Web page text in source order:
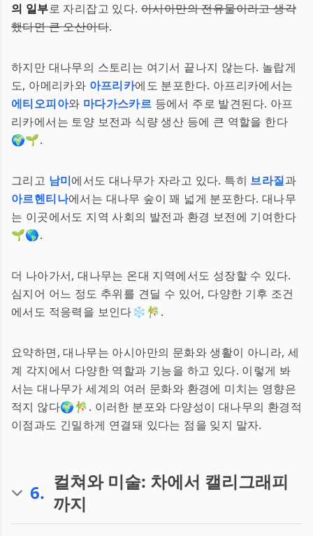
의 일부로 자리잡고 있다.아시아만의 전유물이라고 생각
했다면 큰 오산이다.
하지만 대나무의 스토리는 여기서 끝나지 않는다. 놀랍게
도, 아메리카와 아프리카에도 분포한다. 아프리카에서는
에티오피아와 마다가스카르 등에서 주로 발견된다. 아프
리카에서는 토양 보전과 식량 생산 등에 큰 역할을 한다
🌍🌱.
그리고 남미에서도 대나무가 자라고 있다. 특히 브라질과
아르헨티나에서는 대나무 숲이 꽤 넓게 분포한다. 대나무
는 이곳에서도 지역 사회의 발전과 환경 보전에 기여한다
🌱🌎.
더 나아가서, 대나무는 온대 지역에서도 성장할 수 있다.
심지어 어느 정도 추위를 견딜 수 있어, 다양한 기후 조건
에서도 적응력을 보인다❄️🎋.
요약하면, 대나무는 아시아만의 문화와 생활이 아니라, 세
계 각지에서 다양한 역할과 기능을 하고 있다. 이렇게 봐
서는 대나무가 세계의 여러 문화와 환경에 미치는 영향은
적지 않다🌍🎋. 이러한 분포와 다양성이 대나무의 환경적
이점과도 긴밀하게 연결돼 있다는 점을 잊지 말자.
6. 컬쳐와 미술: 차에서 캘리그래피
까지